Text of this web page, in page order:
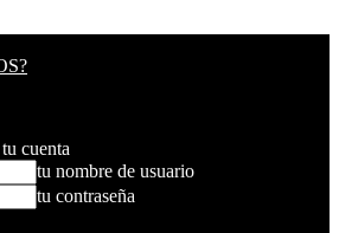
cuenta
tu nombre de usuario
tu contraseña